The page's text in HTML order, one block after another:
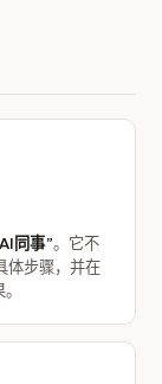
同事”。它不
体步骤，并在